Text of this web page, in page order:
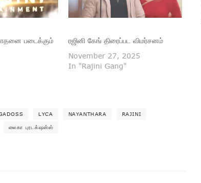
படைக்கும்
ரஜினி கேங் திரைப்பட விமர்சனம்
November 27, 2025
In "Rajini Gang"
LYCA NAYANTHARA RAJINI
லைகா புரடக்‌ஷன்ஸ்